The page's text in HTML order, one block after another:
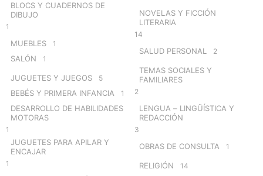
BLOCS Y CUADERNOS DE
DIBUJO
1
MUEBLES 1
SALÓN 1
JUGUETES Y JUEGOS 5
BEBÉS Y PRIMERA INFANCIA 1
DESARROLLO DE HABILIDADES
MOTORAS
1
JUGUETES PARA APILAR Y
ENCAJAR
1
NOVELAS Y FICCIÓN
LITERARIA
14
SALUD PERSONAL 2
TEMAS SOCIALES Y
FAMILIARES
2
LENGUA – LINGÜÍSTICA Y
REDACCIÓN
3
OBRAS DE CONSULTA 1
RELIGIÓN 14